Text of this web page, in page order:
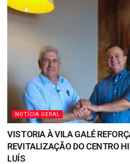
NOTÍCIA GERAL
VISTORIA À VILA GALÉ
REVITALIZAÇÃO DO CENTRO
LUÍS